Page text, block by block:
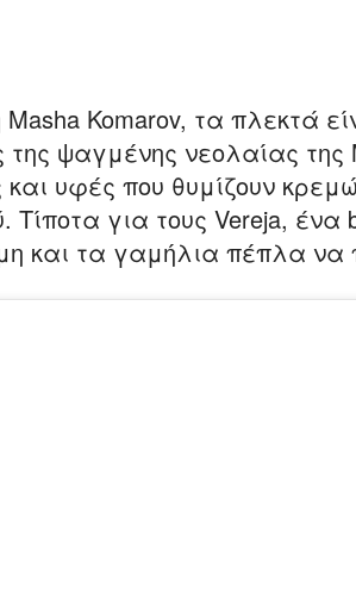
Masha Komarov, τα πλεκτά
της ψαγμένης νεολαίας
υφές που θυμίζουν
για τους Vereja, ένα
και τα γαμήλια πέπλα